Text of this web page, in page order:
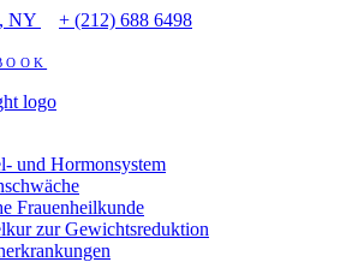
NY + (212) 688 6498
und Hormonsystem
Frauenheilkunde
zur Gewichtsreduktion